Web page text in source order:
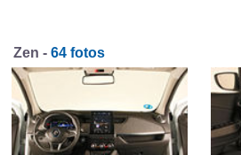
Zen - 64 fotos